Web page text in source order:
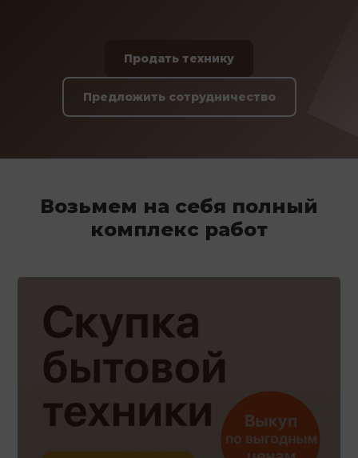
Продать технику
Предложить сотрудничество
Возьмем на себя полный
комплекс работ